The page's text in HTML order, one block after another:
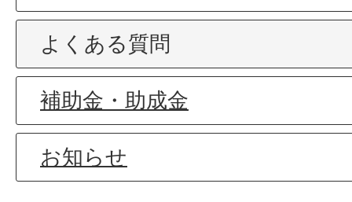
よくある質問
補助金・助成金
お知らせ